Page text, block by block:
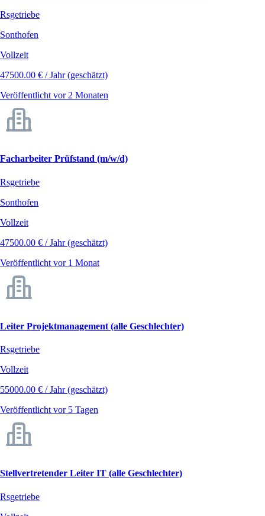
Rsgetriebe
Sonthofen
Vollzeit
47500.00 € / Jahr (geschätzt)
Veröffentlicht vor 2 Monaten
Facharbeiter Prüfstand (m/w/d)
Rsgetriebe
Sonthofen
Vollzeit
47500.00 € / Jahr (geschätzt)
Veröffentlicht vor 1 Monat
Leiter Projektmanagement (alle Geschlechter)
Rsgetriebe
Vollzeit
55000.00 € / Jahr (geschätzt)
Veröffentlicht vor 5 Tagen
Stellvertretender Leiter IT (alle Geschlechter)
Rsgetriebe